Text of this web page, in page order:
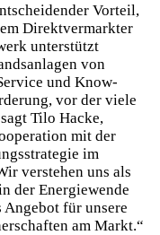
Vorteil,
Direktvermarkter
unterstützt
von
und Know-
vor der viele
Tilo Hacke,
mit der
im
verstehen uns als
der Energiewende
für unsere
am Markt.“